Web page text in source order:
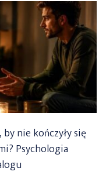
SIĘ
KIEROWAĆ
WYBIERAJĄC
TOREBKĘ
NA
WIOSNĘ?”
nie kończyły się
Psychologia